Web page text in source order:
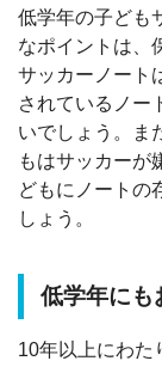
低学年の子ども
なポイントは、
サッカーノート
されているノー
いでしょう。ま
もはサッカーが
どもにノートの
しょう。
低学年にも
10年以上にわた